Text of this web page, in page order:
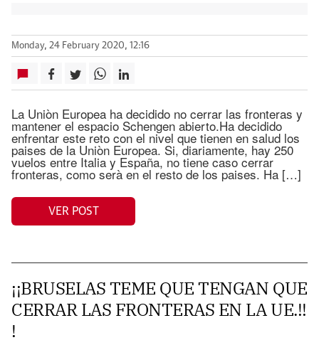
Monday, 24 February 2020, 12:16
La Uniòn Europea ha decidido no cerrar las fronteras y
mantener el espacio Schengen abierto.Ha decidido
enfrentar este reto con el nivel que tienen en salud los
paises de la Uniòn Europea. Si, diariamente, hay 250
vuelos entre Italia y España, no tiene caso cerrar
fronteras, como serà en el resto de los paises. Ha […]
VER POST
¡¡BRUSELAS TEME QUE TENGAN QUE
CERRAR LAS FRONTERAS EN LA UE.!!
!